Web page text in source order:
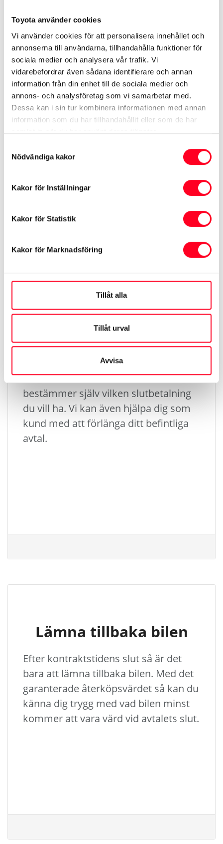
Toyota använder cookies
Vi använder cookies för att personalisera innehållet och
annonserna till användarna, tillhandahålla funktioner för
sociala medier och analysera vår trafik. Vi
vidarebefordrar även sådana identifierare och annan
information från din enhet till de sociala medier och
annons- och analysföretag som vi samarbetar med.
Dessa kan i sin tur kombinera informationen med annan
information som du har tillhandahållit eller som de har
samlat in när du har använt deras tjänster.
Nödvändiga kakor
Kakor för Inställningar
Kakor för Statistik
Kakor för Marknadsföring
Tillåt alla
Tillåt urval
Avvisa
Byt till ny bil
Byt till ny bil vid kontraktstidens slut.
Utnyttja eventuellt överskott till att
finansiera kontantinsatsen på den nya
Behåll bilen
Gör en slutbetalning och behåll bilen
efter kontraktstidens slut. Du
bestämmer själv vilken slutbetalning
du vill ha. Vi kan även hjälpa dig som
kund med att förlänga ditt befintliga
avtal.
Lämna tillbaka bilen
Efter kontraktstidens slut så är det
bara att lämna tillbaka bilen. Med det
garanterade återköpsvärdet så kan du
känna dig trygg med vad bilen minst
kommer att vara värd vid avtalets slut.